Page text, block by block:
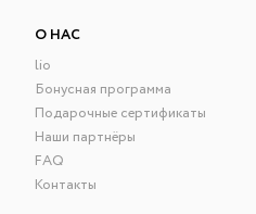
О НАС
lio
Бонусная программа
Подарочные сертификаты
Наши партнёры
FAQ
Контакты